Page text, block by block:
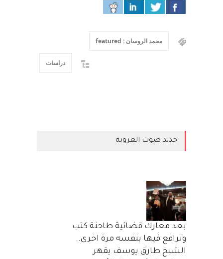
محمد الروسان : featured
دراسات
جديد صوت العروبة
بعد معارك قضائية طاحنة كتب
وترافع فيها بنفسه مرة اخرى..
الشيخ طارق يوسف يقهر